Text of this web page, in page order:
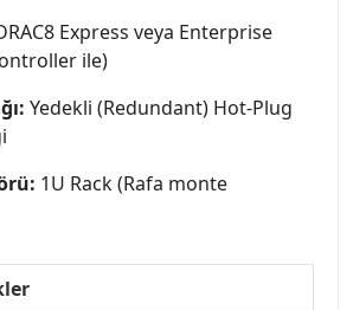
Express veya Enterprise
ile)
Yedekli (Redundant) Hot-Plug
1U Rack (Rafa monte